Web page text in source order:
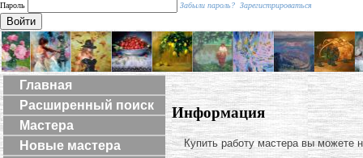
Пароль
Забыли пароль? Зарегистрироваться
Войти
Главная
Расширенный поиск
Мастера
Новые мастера
Информация
Купить работу мастера вы можете